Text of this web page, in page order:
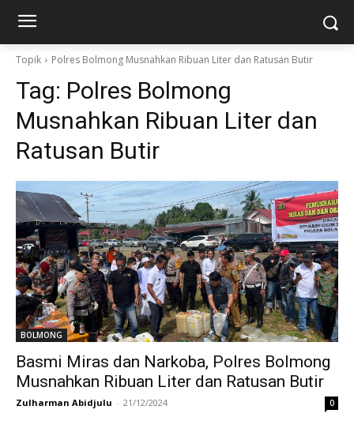
Topik Polres Bolmong Musnahkan Ribuan Liter dan Ratusan Butir
Tag: Polres Bolmong
Musnahkan Ribuan Liter dan
Ratusan Butir
BOLMONG
Basmi Miras dan Narkoba, Polres Bolmong
Musnahkan Ribuan Liter dan Ratusan Butir
Zulharman Abidjulu - 21/12/2024 0